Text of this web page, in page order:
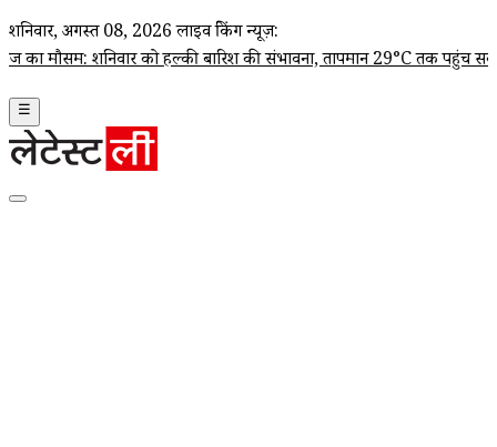
शनिवार, अगस्त 08, 2026 लाइव ब्रेकिंग न्यूज़:
शनिवार को हल्की बारिश की संभावना, तापमान 29°C तक पहुंच सकता है|
☰